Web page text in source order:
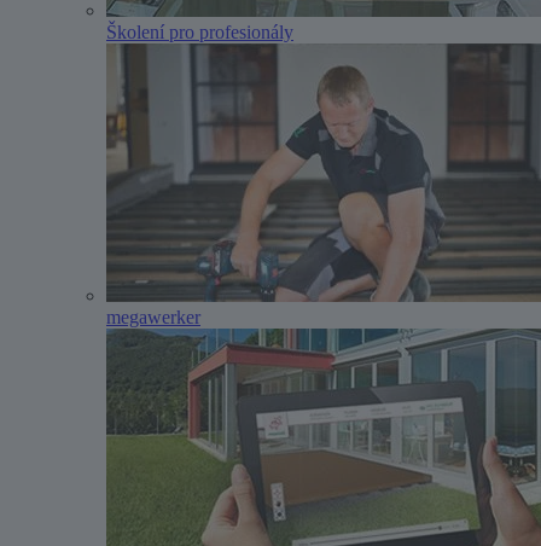
Školení pro profesionály
megawerker